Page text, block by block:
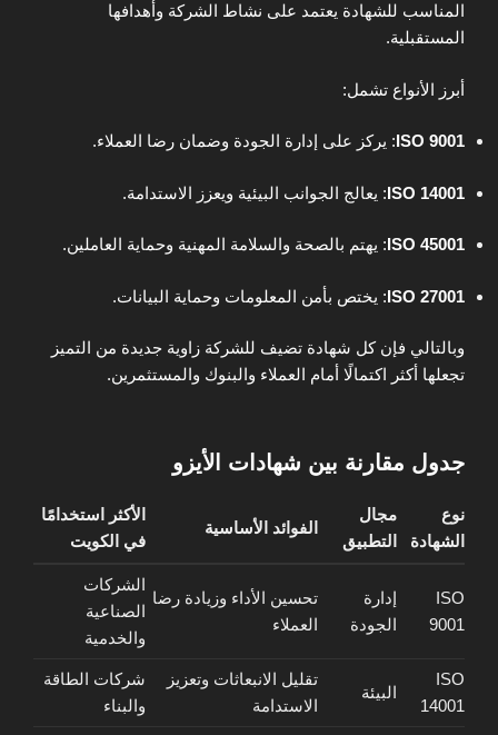
المناسب للشهادة يعتمد على نشاط الشركة وأهدافها
المستقبلية.
أبرز الأنواع تشمل:
ISO 9001: يركز على إدارة الجودة وضمان رضا العملاء.
ISO 14001: يعالج الجوانب البيئية ويعزز الاستدامة.
ISO 45001: يهتم بالصحة والسلامة المهنية وحماية العاملين.
ISO 27001: يختص بأمن المعلومات وحماية البيانات.
وبالتالي فإن كل شهادة تضيف للشركة زاوية جديدة من التميز
تجعلها أكثر اكتمالًا أمام العملاء والبنوك والمستثمرين.
جدول مقارنة بين شهادات الأيزو
نوع
الشهادة
مجال
التطبيق
الفوائد الأساسية
الأكثر استخدامًا
في الكويت
ISO
9001
إدارة
الجودة
تحسين الأداء وزيادة رضا
العملاء
الشركات
الصناعية
والخدمية
ISO
14001
البيئة
تقليل الانبعاثات وتعزيز
الاستدامة
شركات الطاقة
والبناء